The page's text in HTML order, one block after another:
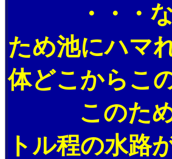
・・・なの
ため池にハマ
体どこからこ
このため池
トル程の水路